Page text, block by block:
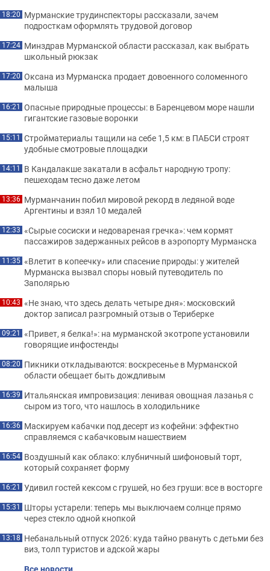
18:20 Мурманские трудинспекторы рассказали, зачем
подросткам оформлять трудовой договор
17:24 Минздрав Мурманской области рассказал, как выбрать
школьный рюкзак
17:20 Оксана из Мурманска продает довоенного соломенного
малыша
16:21 Опасные природные процессы: в Баренцевом море нашли
гигантские газовые воронки
15:11 Стройматериалы тащили на себе 1,5 км: в ПАБСИ строят
удобные смотровые площадки
14:11 В Кандалакше закатали в асфальт народную тропу:
пешеходам тесно даже летом
13:36 Мурманчанин побил мировой рекорд в ледяной воде
Аргентины и взял 10 медалей
12:33 «Сырые сосиски и недовареная гречка»: чем кормят
пассажиров задержанных рейсов в аэропорту Мурманска
11:35 «Влетит в копеечку» или спасение природы: у жителей
Мурманска вызвал споры новый путеводитель по
Заполярью
10:43 «Не знаю, что здесь делать четыре дня»: московский
доктор записал разгромный отзыв о Териберке
09:21 «Привет, я белка!»: на мурманской экотропе установили
говорящие инфостенды
08:20 Пикники откладываются: воскресенье в Мурманской
области обещает быть дождливым
16:39 Итальянская импровизация: ленивая овощная лазанья с
сыром из того, что нашлось в холодильнике
16:36 Маскируем кабачки под десерт из кофейни: эффектно
справляемся с кабачковым нашествием
16:54 Воздушный как облако: клубничный шифоновый торт,
который сохраняет форму
16:21 Удивил гостей кексом с грушей, но без груши: все в восторге
15:31 Шторы устарели: теперь мы выключаем солнце прямо
через стекло одной кнопкой
13:18 Небанальный отпуск 2026: куда тайно рвануть с детьми без
виз, толп туристов и адской жары